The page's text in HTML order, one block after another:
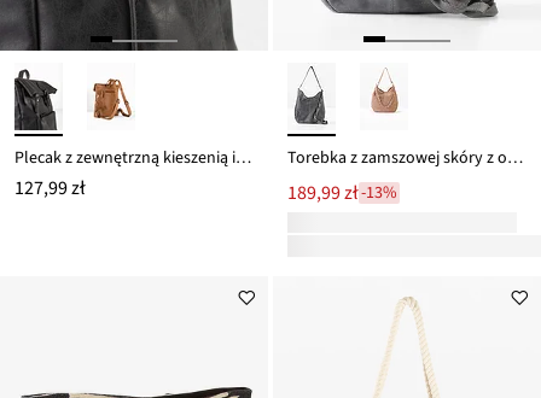
Plecak z zewnętrzną kieszenią i sprzączką
127,99 zł
Torebka z zamszowej skóry z ozdobnym dodatkowym paskiem
189,99 zł-13%